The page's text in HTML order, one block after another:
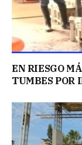
EN RIESGO
TUMBES POR